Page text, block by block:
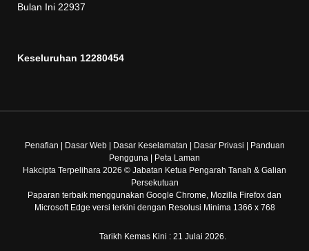
Bulan Ini 22937
Keseluruhan 12280454
Penafian | Dasar Web| Dasar Keselamatan | Dasar Privasi | Panduan
Pengguna | Peta Laman
Hakcipta Terpelihara 2026 © Jabatan Ketua Pengarah Tanah & Galian
Persekutuan
Paparan terbaik menggunakan Google Chrome, Mozilla Firefox dan
Microsoft Edge versi terkini dengan Resolusi Minima 1366 x 768
Tarikh Kemas Kini : 21 Julai 2026.